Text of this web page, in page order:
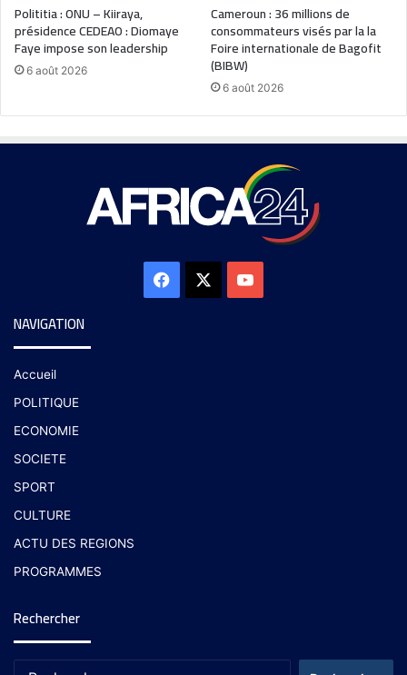
Polititia : ONU – Kiiraya,
présidence CEDEAO : Diomaye
Faye impose son leadership
6 août 2026
Cameroun : 36 millions de
consommateurs visés par la la
Foire internationale de Bagofit
(BIBW)
6 août 2026
NAVIGATION
Accueil
POLITIQUE
ECONOMIE
SOCIETE
SPORT
CULTURE
ACTU DES REGIONS
PROGRAMMES
Rechercher